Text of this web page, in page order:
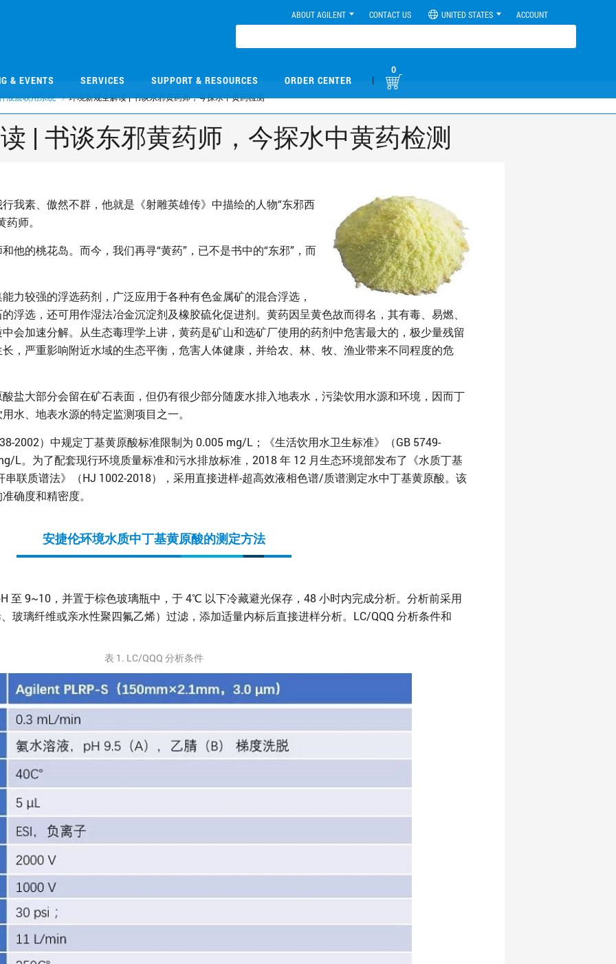
ABOUT AGILENT CONTACT US UNITED STATES ACCOUNT
& EVENTS SERVICES SUPPORT & RESOURCES ORDER CENTER |
0
液质联用系统 环境新规全解读 | 书谈东邪黄药师，今探水中黄药检测
| 书谈东邪黄药师，今探水中黄药检测
我素、傲然不群，他就是《射雕英雄传》中描绘的人物“东邪西
师。
他的桃花岛。而今，我们再寻“黄药”，已不是书中的“东邪”，而
力较强的浮选药剂，广泛应用于各种有色金属矿的混合浮选，
浮选，还可用作湿法冶金沉淀剂及橡胶硫化促进剂。黄药因呈黄色故而得名，其有毒、易燃、
会加速分解。从生态毒理学上讲，黄药是矿山和选矿厂使用的药剂中危害最大的，极少量残留
，严重影响附近水域的生态平衡，危害人体健康，并给农、林、牧、渔业带来不同程度的危
盐大部分会留在矿石表面，但仍有很少部分随废水排入地表水，污染饮用水源和环境，因而丁
水、地表水源的特定监测项目之一。
2002）中规定丁基黄原酸标准限制为 0.005 mg/L；《生活饮用水卫生标准》（GB 5749-
L。为了配套现行环境质量标准和污水排放标准，2018 年 12 月生态环境部发布了《水质丁基
联质谱法》（HJ 1002-2018），采用直接进样-超高效液相色谱/质谱测定水中丁基黄原酸。该
确度和精密度。
安捷伦环境水质中丁基黄原酸的测定方法
至 9~10，并置于棕色玻璃瓶中，于 4℃ 以下冷藏避光保存，48 小时内完成分析。分析前采用
玻璃纤维或亲水性聚四氟乙烯）过滤，添加适量内标后直接进样分析。LC/QQQ 分析条件和
表 1. LC/QQQ 分析条件